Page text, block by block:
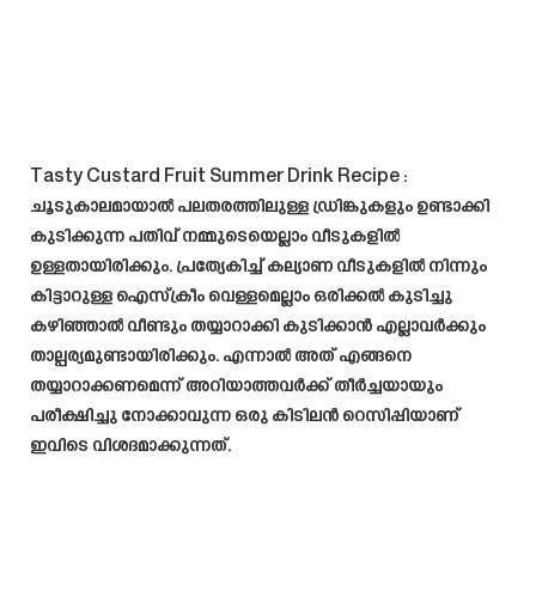
Tasty Custard Fruit Summer Drink Recipe :
ചൂടുകാലമായാൽ പലതരത്തിലുള്ള ഡ്രിങ്കുകളും ഉണ്ടാക്കി
കുടിക്കുന്ന പതിവ് നമ്മുടെയെല്ലാം വീടുകളിൽ
ഉള്ളതായിരിക്കും. പ്രത്യേകിച്ച് കല്യാണ വീടുകളിൽ നിന്നും
കിട്ടാറുള്ള ഐസ്ക്രീം വെള്ളമെല്ലാം ഒരിക്കൽ കുടിച്ചു
കഴിഞ്ഞാൽ വീണ്ടും തയ്യാറാക്കി കുടിക്കാൻ എല്ലാവർക്കും
താല്പര്യമുണ്ടായിരിക്കും. എന്നാൽ അത് എങ്ങനെ
തയ്യാറാക്കണമെന്ന് അറിയാത്തവർക്ക് തീർച്ചയായും
പരീക്ഷിച്ചു നോക്കാവുന്ന ഒരു കിടിലൻ റെസിപ്പിയാണ്
ഇവിടെ വിശദമാക്കുന്നത്.